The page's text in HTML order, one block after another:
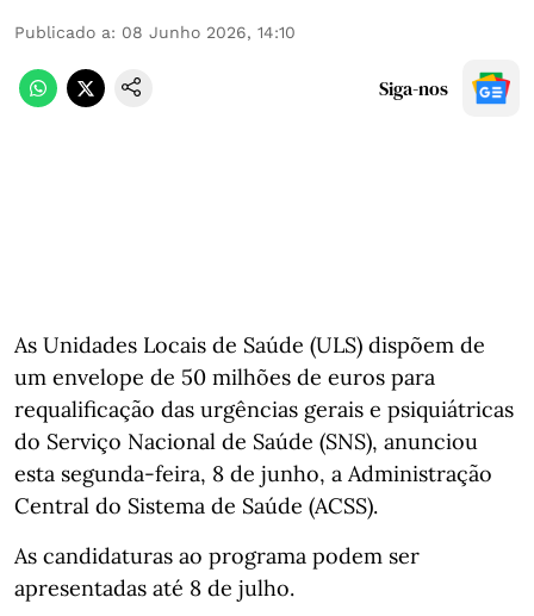
Publicado a: 08 Junho 2026, 14:10
Siga-nos
As Unidades Locais de Saúde (ULS) dispõem de
um envelope de 50 milhões de euros para
requalificação das urgências gerais e psiquiátricas
do Serviço Nacional de Saúde (SNS), anunciou
esta segunda-feira, 8 de junho, a Administração
Central do Sistema de Saúde (ACSS).
As candidaturas ao programa podem ser
apresentadas até 8 de julho.